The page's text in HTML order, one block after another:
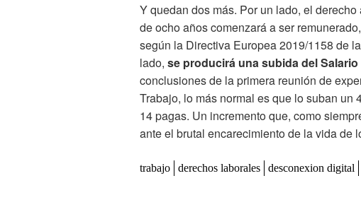
Y quedan dos más. Por un lado, el
de ocho años comenzará a ser
según la Directiva Europea 2019/1158 de
lado, se producirá una subida del
conclusiones de la primera reunión de
Trabajo, lo más normal es que lo suban un
14 pagas. Un incremento que, como
ante el brutal encarecimiento de la vida de
trabajo derechos laborales desconexion digital